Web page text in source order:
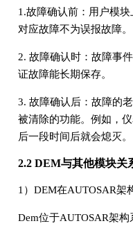
1.故障确认前：用户模
对应故障不为误报故障。
2. 故障确认时：故障事
证故障能长期保存。
3. 故障确认后：故障的
被清除的功能。例如，
后一段时间后就会熄灭。
2.2 DEM与其他模块关
1）DEM在AUTOSAR架
Dem位于AUTOSAR架